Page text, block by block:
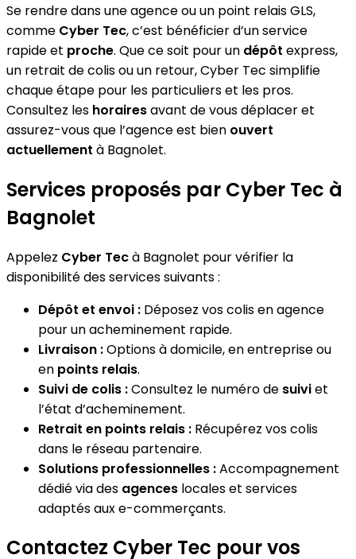
Se rendre dans une agence ou un point relais GLS,
comme Cyber Tec, c’est bénéficier d’un service
rapide et proche. Que ce soit pour un dépôt express,
un retrait de colis ou un retour, Cyber Tec simplifie
chaque étape pour les particuliers et les pros.
Consultez les horairesavant de vous déplacer et
assurez-vous que l’agence est bien ouvert
actuellement à Bagnolet.
Services proposés par Cyber Tec à
Bagnolet
Appelez Cyber Tecà Bagnolet pour vérifier la
disponibilité des services suivants :
Dépôt et envoi : Déposez vos colis en agence
pour un acheminement rapide.
Livraison :Options à domicile, en entreprise ou
en points relais.
Suivi de colis :Consultez le numéro de suiviet
l’état d’acheminement.
Retrait en points relais : Récupérez vos colis
dans le réseau partenaire.
Solutions professionnelles :Accompagnement
dédié via des agences locales et services
adaptés aux e-commerçants.
Contactez Cyber Tec pour vos